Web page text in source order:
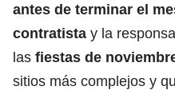
antes de terminar el
contratista y la
las fiestas de
sitios más complejos y